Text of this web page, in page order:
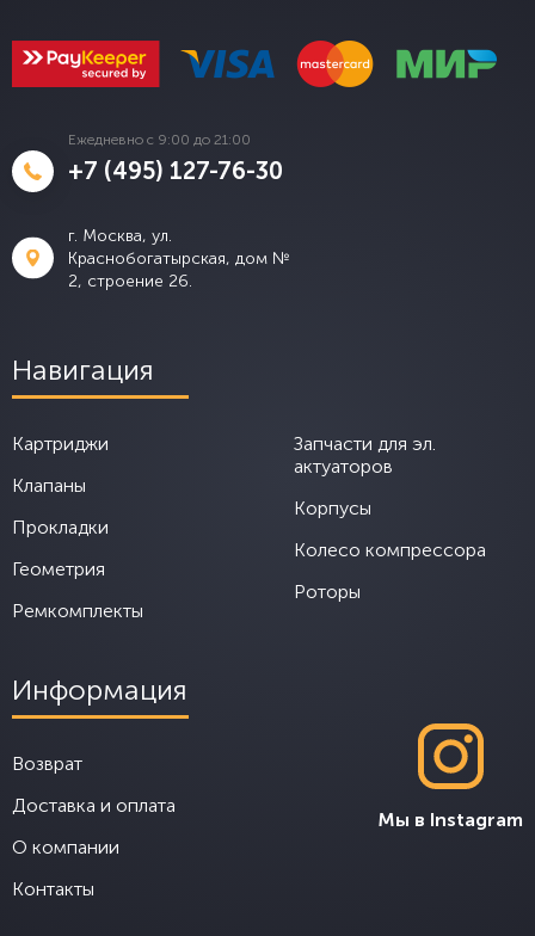
Ежедневно с 9:00 до 21:00
+7 (495) 127-76-30
г. Москва, ул.
Краснобогатырская, дом №
2, строение 26.
Навигация
Картриджи
Клапаны
Прокладки
Геометрия
Ремкомплекты
Запчасти для эл.
актуаторов
Корпусы
Колесо компрессора
Роторы
Информация
Возврат
Доставка и оплата
О компании
Контакты
Мы в Instagram